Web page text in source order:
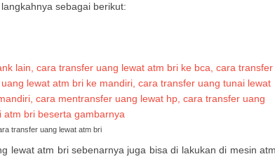
sebagai berikut:
transfer uang lewat atm bri
lewat atm bri sebenarnya juga bisa di lakukan di mesin atm